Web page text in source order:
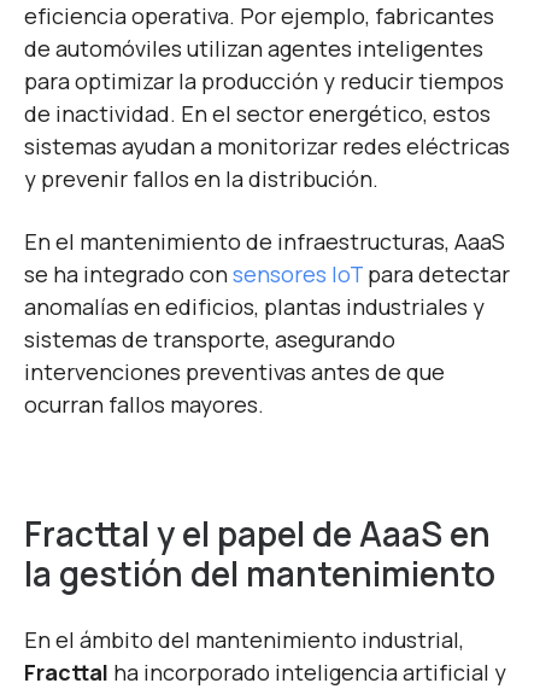
eficiencia operativa. Por ejemplo, fabricantes
de automóviles utilizan agentes inteligentes
para optimizar la producción y reducir tiempos
de inactividad. En el sector energético, estos
sistemas ayudan a monitorizar redes eléctricas
y prevenir fallos en la distribución.
En el mantenimiento de infraestructuras, AaaS
se ha integrado consensores IoT para detectar
anomalías en edificios, plantas industriales y
sistemas de transporte, asegurando
intervenciones preventivas antes de que
ocurran fallos mayores.
Fracttal y el papel de AaaS en
la gestión del mantenimiento
En el ámbito del mantenimiento industrial,
Fracttal ha incorporado inteligencia artificial y